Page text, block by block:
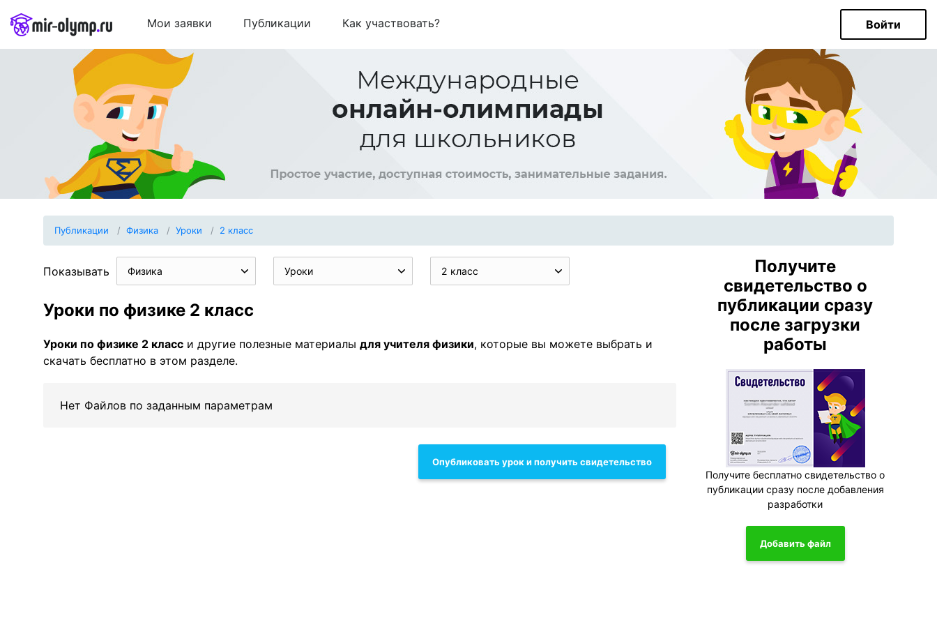
Мои заявки Публикации Как участвовать? Войти
Публикации Физика Уроки 2 класс
Показывать Физика Уроки 2 класс
Уроки по физике 2 класс
Уроки по физике 2 класс и другие полезные материалы для учителя физики, которые вы можете выбрать и
скачать бесплатно в этом разделе.
Нет Файлов по заданным параметрам
Опубликовать урок и получить свидетельство
Получите
свидетельство о
публикации сразу
после загрузки
работы
Получите бесплатно свидетельство о
публикации сразу после добавления
разработки
Добавить файл